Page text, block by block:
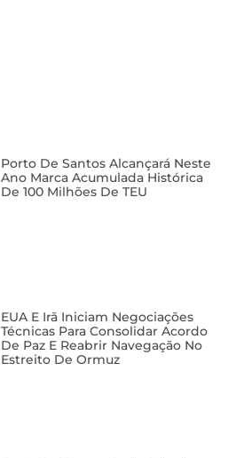
Porto De Santos Alcançará Neste
Ano Marca Acumulada Histórica
De 100 Milhões De TEU
EUA E Irã Iniciam Negociações
Técnicas Para Consolidar Acordo
De Paz E Reabrir Navegação No
Estreito De Ormuz